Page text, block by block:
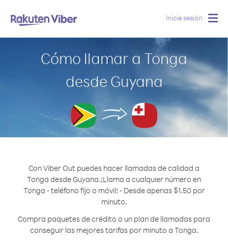
Inicie sesión
Cómo llamar a Tonga
desde Guyana
Con Viber Out puedes hacer llamadas de calidad a
Tonga desde Guyana.¡Llama a cualquier número en
Tonga - teléfono fijo o móvil! - Desde apenas $1.50 por
minuto.
Compra paquetes de crédito o un plan de llamadas para
conseguir las mejores tarifas por minuto a Tonga.